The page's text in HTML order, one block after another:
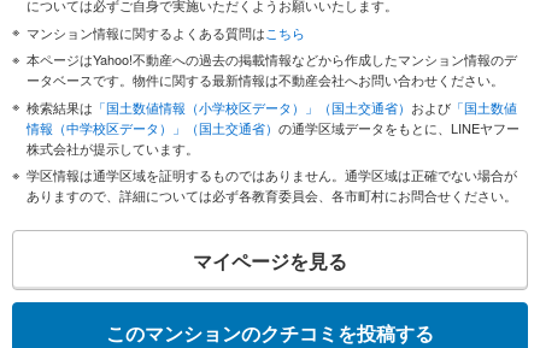
については必ずご自身で実施いただくようお願いいたします。
マンション情報に関するよくある質問はこちら
本ページはYahoo!不動産への過去の掲載情報などから作成したマンション情報のデ
ータベースです。物件に関する最新情報は不動産会社へお問い合わせください。
検索結果は 「国土数値情報（小学校区データ）」（国土交通省） および 「国土数値
情報（中学校区データ）」（国土交通省） の通学区域データをもとに、LINEヤフー
株式会社が提示しています。
学区情報は通学区域を証明するものではありません。通学区域は正確でない場合が
ありますので、詳細については必ず各教育委員会、各市町村にお問合せください。
マイページを見る
このマンションのクチコミを投稿する